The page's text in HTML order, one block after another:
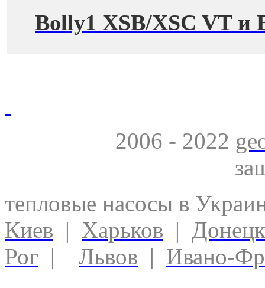
Bolly1 XSB/XSC VT и
2006 - 2022
тепловые насосы в
Киев | Харьков | Донецк
Рог | Львов | Ивано-